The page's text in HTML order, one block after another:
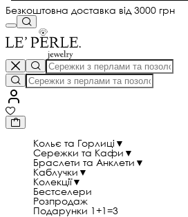
Безкоштовна доставка від 3000 грн
Кольє та Горлиці ▼
Сережки та Кафи ▼
Браслети та Анклети ▼
Каблучки ▼
Колекції▼
Бестселери
Розпродаж
Подарунки 1+1=3